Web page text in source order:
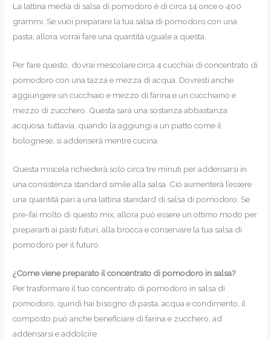
La lattina media di salsa di pomodoro è di circa 14 once o 400
grammi. Se vuoi preparare la tua salsa di pomodoro con una
pasta, allora vorrai fare una quantità uguale a questa.
Per fare questo, dovrai mescolare circa 4 cucchiai di concentrato di
pomodoro con una tazza e mezza di acqua. Dovresti anche
aggiungere un cucchiaio e mezzo di farina e un cucchiaino e
mezzo di zucchero. Questa sarà una sostanza abbastanza
acquosa, tuttavia, quando la aggiungi a un piatto come il
bolognese, si addenserà mentre cucina.
Questa miscela richiederà solo circa tre minuti per addensarsi in
una consistenza standard simile alla salsa. Ciò aumenterà l’essere
una quantità pari a una lattina standard di salsa di pomodoro. Se
pre-fai molto di questo mix, allora può essere un ottimo modo per
prepararti ai pasti futuri, alla brocca e conservare la tua salsa di
pomodoro per il futuro.
¿Come viene preparato il concentrato di pomodoro in salsa?
Per trasformare il tuo concentrato di pomodoro in salsa di
pomodoro, quindi hai bisogno di pasta, acqua e condimento, il
composto può anche beneficiare di farina e zucchero, ad
addensarsi e addolcire.